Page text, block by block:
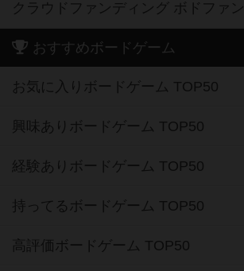
クラウドファンディング ボドファン
おすすめボードゲーム
お気に入りボードゲーム TOP50
興味ありボードゲーム TOP50
経験ありボードゲーム TOP50
持ってるボードゲーム TOP50
高評価ボードゲーム TOP50